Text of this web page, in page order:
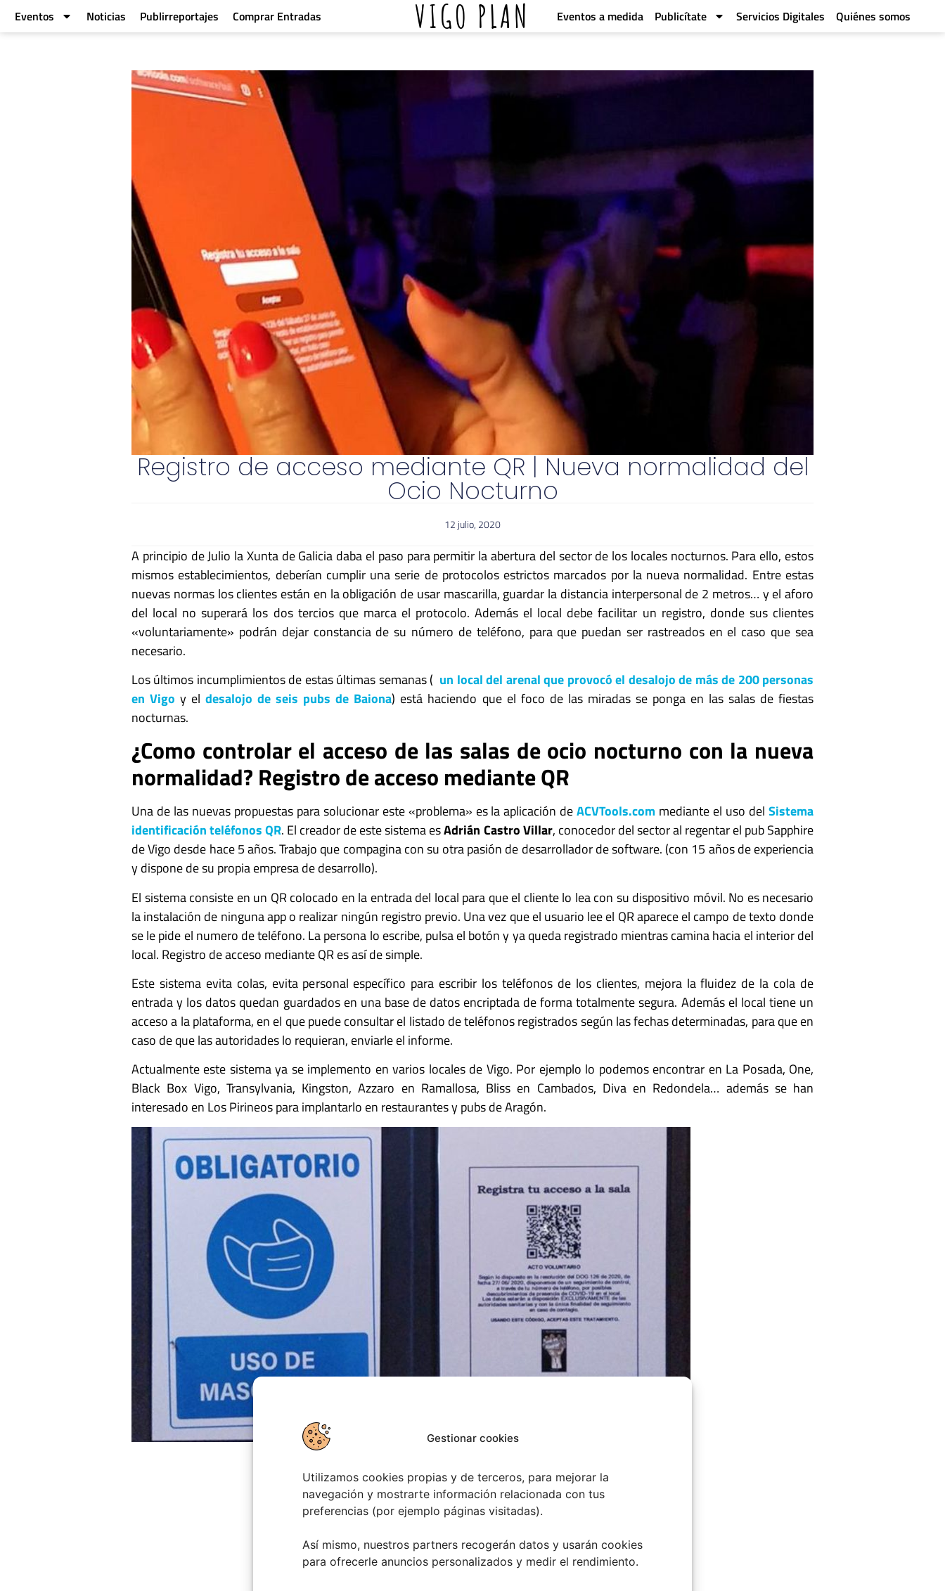
Gestionar cookies
Utilizamos cookies propias y de terceros, para mejorar la
navegación y mostrarte información relacionada con tus
preferencias (por ejemplo páginas visitadas).
Así mismo, nuestros partners recogerán datos y usarán cookies
para ofrecerle anuncios personalizados y medir el rendimiento.
Eventos Noticias Publirreportajes Comprar Entradas VIGO PLAN Eventos a medida Publicítate Servicios Digitales Quiénes somos
Registro de acceso mediante QR | Nueva normalidad del
Ocio Nocturno
12 julio, 2020
A principio de Julio la Xunta de Galicia daba el paso para permitir la abertura del sector de los locales nocturnos. Para ello, estos
mismos establecimientos, deberían cumplir una serie de protocolos estrictos marcados por la nueva normalidad. Entre estas
nuevas normas los clientes están en la obligación de usar mascarilla, guardar la distancia interpersonal de 2 metros… y el aforo
del local no superará los dos tercios que marca el protocolo. Además el local debe facilitar un registro, donde sus clientes
«voluntariamente» podrán dejar constancia de su número de teléfono, para que puedan ser rastreados en el caso que sea
necesario.
Los últimos incumplimientos de estas últimas semanas ( un local del arenal que provocó el desalojo de más de 200 personas
en Vigo y eldesalojo de seis pubs de Baiona) está haciendo que el foco de las miradas se ponga en las salas de fiestas
nocturnas.
¿Como controlar el acceso de las salas de ocio nocturno con la nueva
normalidad? Registro de acceso mediante QR
Una de las nuevas propuestas para solucionar este «problema» es la aplicación deACVTools.com mediante el uso delSistema
identificación teléfonos QR. El creador de este sistema esAdrián Castro Villar, conocedor del sector al regentar el pub Sapphire
de Vigo desde hace 5 años. Trabajo que compagina con su otra pasión de desarrollador de software. (con 15 años de experiencia
y dispone de su propia empresa de desarrollo).
El sistema consiste en un QR colocado en la entrada del local para que el cliente lo lea con su dispositivo móvil. No es necesario
la instalación de ninguna app o realizar ningún registro previo. Una vez que el usuario lee el QR aparece el campo de texto donde
se le pide el numero de teléfono. La persona lo escribe, pulsa el botón y ya queda registrado mientras camina hacia el interior del
local. Registro de acceso mediante QR es así de simple.
Este sistema evita colas, evita personal específico para escribir los teléfonos de los clientes, mejora la fluidez de la cola de
entrada y los datos quedan guardados en una base de datos encriptada de forma totalmente segura. Además el local tiene un
acceso a la plataforma, en el que puede consultar el listado de teléfonos registrados según las fechas determinadas, para que en
caso de que las autoridades lo requieran, enviarle el informe.
Actualmente este sistema ya se implemento en varios locales de Vigo. Por ejemplo lo podemos encontrar en La Posada, One,
Black Box Vigo, Transylvania, Kingston, Azzaro en Ramallosa, Bliss en Cambados, Diva en Redondela… además se han
interesado en Los Pirineos para implantarlo en restaurantes y pubs de Aragón.